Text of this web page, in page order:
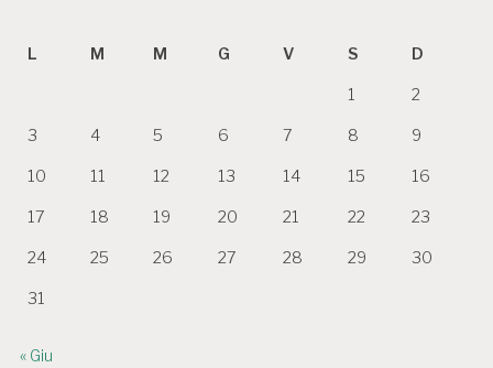
L M M G V S D
1 2
3 4 5 6 7 8 9
10 11 12 13 14 15 16
17 18 19 20 21 22 23
24 25 26 27 28 29 30
31
« Giu